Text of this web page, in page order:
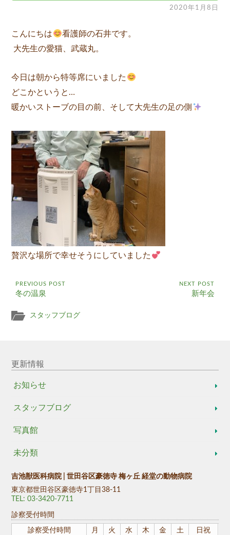
2020年1月8日
こんにちは
看護師の石井です。
大先生の愛猫、武蔵丸。
今日は朝から特等席にいました
どこかというと…
暖かいストーブの目の前、そして大先生の足の側
贅沢な場所で幸せそうにしていました
PREVIOUS POST
冬の温泉
NEXT POST
新年会
スタッフブログ
更新情報
お知らせ
スタッフブログ
写真館
未分類
吉池獣医科病院 | 世田谷区豪徳寺 梅ヶ丘 経堂の動物病院
東京都世田谷区豪徳寺1丁目38-11
TEL: 03-3420-7711
診察受付時間
診察受付時間 月 火 水 木 金 土 日祝